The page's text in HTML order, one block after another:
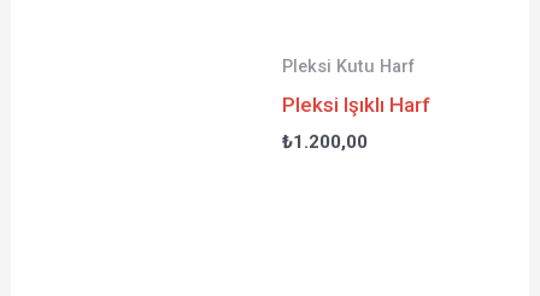
Pleksi Kutu Harf
Pleksi Işıklı Harf
₺1.200,00